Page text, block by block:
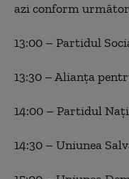
azi conform
13:00 – Partidul
13:30 – Alianța
14:00 – Partidul
14:30 – Uniunea